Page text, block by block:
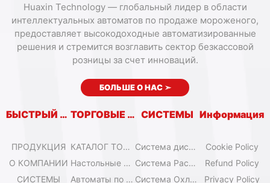
Huaxin Technology — глобальный лидер в области
интеллектуальных автоматов по продаже мороженого,
предоставляет высокодоходные автоматизированные
решения и стремится возглавить сектор безкассовой
розницы за счет инноваций.
БОЛЬШЕ О НАС ➣
БЫСТРЫЙ ВХОД
ПРОДУКЦИЯ
О КОМПАНИИ
СИСТЕМЫ
ТОРГОВЫЕ АВТОМАТЫ
КАТАЛОГ ТОРГОВЫХ АВТОМАТОВ
Настольные мини-машины для мороженого
Автоматы по продаже мороженого Olala
СИСТЕМЫ
Система дистанционного управления
Система Расширения
Система Охлаждения
Информация
Cookie Policy
Refund Policy
Privacy Policy